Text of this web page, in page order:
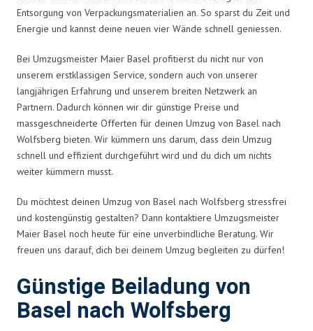
Entsorgung von Verpackungsmaterialien an. So sparst du Zeit und
Energie und kannst deine neuen vier Wände schnell geniessen.
Bei Umzugsmeister Maier Basel profitierst du nicht nur von
unserem erstklassigen Service, sondern auch von unserer
langjährigen Erfahrung und unserem breiten Netzwerk an
Partnern. Dadurch können wir dir günstige Preise und
massgeschneiderte Offerten für deinen Umzug von Basel nach
Wolfsberg bieten. Wir kümmern uns darum, dass dein Umzug
schnell und effizient durchgeführt wird und du dich um nichts
weiter kümmern musst.
Du möchtest deinen Umzug von Basel nach Wolfsberg stressfrei
und kostengünstig gestalten? Dann kontaktiere Umzugsmeister
Maier Basel noch heute für eine unverbindliche Beratung. Wir
freuen uns darauf, dich bei deinem Umzug begleiten zu dürfen!
Günstige Beiladung von
Basel nach Wolfsberg